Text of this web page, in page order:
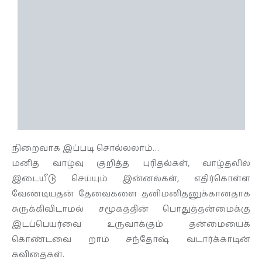
நிறைவாக இப்படி சொல்லலாம்…
மனித வாழ்வு குறித்த புரிதல்கள், வாழ்தலில்
இடையீடு செய்யும் இன்னல்கள், எதிர்கொள்ள
வேண்டியதன் தேவைகளை தனிமனிதனுக்கானதாக
சுருக்கிவிடாமல் சமூகத்தின் பொதுத்தன்மைக்கு
இடப்பெயர்வை உருவாக்கும் தன்மையைக்
கொண்டவை றாம் சந்தோஷ் வடார்க்காடின்
கவிதைகள்.